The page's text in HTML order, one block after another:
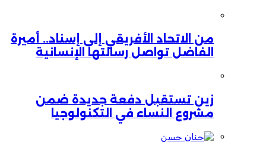
من الاتحاد الأفريقي إلى إسناد.. أميرة
الفاضل تواصل رسالتها الإنسانية
زين تستقبل دفعة جديدة ضمن
مشروع النساء في التكنولوجيا